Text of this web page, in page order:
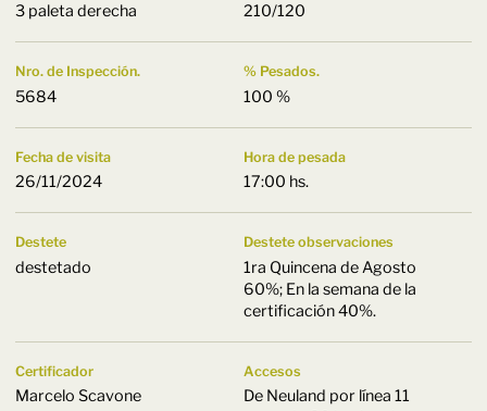
3 paleta derecha 210/120
Nro. de Inspección.
5684
% Pesados.
100 %
Fecha de visita
26/11/2024
Hora de pesada
17:00 hs.
Destete
destetado
Destete observaciones
1ra Quincena de Agosto
60%; En la semana de la
certificación 40%.
Certificador
Marcelo Scavone
Accesos
De Neuland por lí­nea 11